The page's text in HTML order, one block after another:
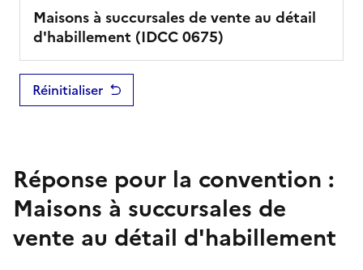
Maisons à succursales de vente au détail
d'habillement (IDCC0675)
Réinitialiser
Réponse pour la convention :
Maisons à succursales de
vente au détail d'habillement